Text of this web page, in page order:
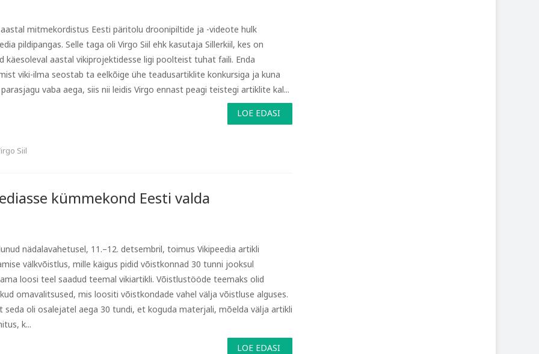
aastal mitmekordistus Eesti päritolu droonipiltide ja -videote hulk
pildipangas. Selle taga oli Virgo Siil ehk kasutaja Sillerkiil, kes on
käesoleval aastal vikiprojektidesse ligi poolteist tuhat faili. Enda
viki-ilma seostab ta eelkõige ühe teadusartiklite konkursiga ja kuna
vaba aega, siis nii leidis Virgo ennast peagi teistegi artiklite kal...
LOE EDASI
Siil
kümmekond Eesti valda
nädalavahetusel, 11.–12. detsembril, toimus Vikipeedia artikli
välkvõistlus, mille käigus pidid võistkonnad 30 tunni jooksul
loosi teel saadud teemal vikiartikli. Võistlustööde teemaks olid
omavalitsused, mis loositi võistkondade vahel välja võistluse alguses.
seda oli osalejatel aega 30 tundi, et koguda materjali, mõelda välja artikli
k...
LOE EDASI